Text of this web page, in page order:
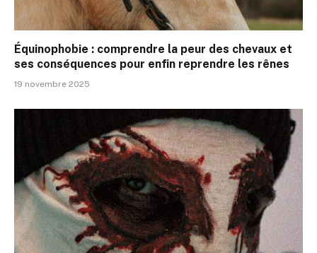
Équinophobie : comprendre la peur des chevaux et
ses conséquences pour enfin reprendre les rênes
19 novembre 2025